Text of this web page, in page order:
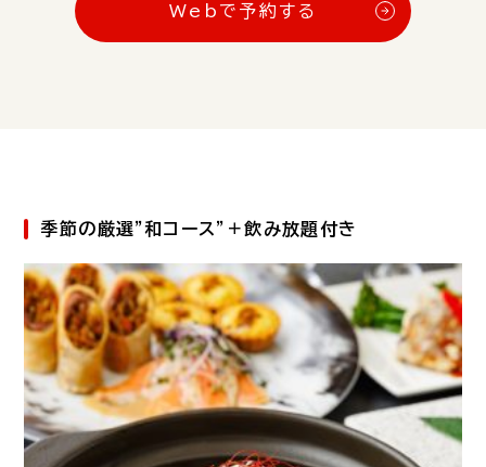
Webで予約する
季節の厳選”和コース”＋飲み放題付き